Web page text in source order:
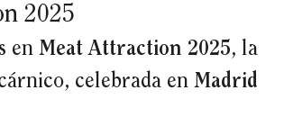
2025
enMeat Attraction 2025, la
celebrada enMadrid